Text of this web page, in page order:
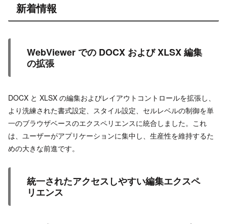
新着情報
WebViewer での DOCX および XLSX 編集
の拡張
DOCX と XLSX の編集およびレイアウトコントロールを拡張し、
より洗練された書式設定、スタイル設定、セルレベルの制御を単
一のブラウザベースのエクスペリエンスに統合しました。これ
は、ユーザーがアプリケーションに集中し、生産性を維持するた
めの大きな前進です。
統一されたアクセスしやすい編集エクスペ
リエンス